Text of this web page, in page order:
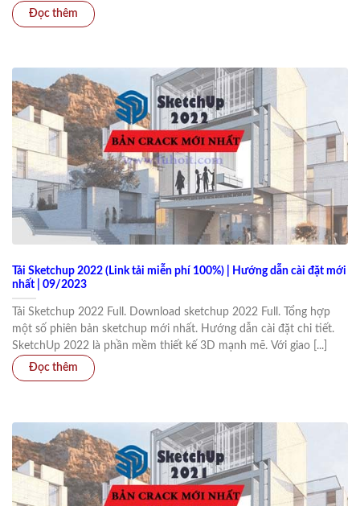
Tải Sketchup 2022 (Link tải miễn phí 100%) | Hướng dẫn cài đặt mới
nhất | 09/2023
Tải Sketchup 2022 Full. Download sketchup 2022 Full. Tổng hợp
một số phiên bản sketchup mới nhất. Hướng dẫn cài đặt chi tiết.
SketchUp 2022 là phần mềm thiết kế 3D mạnh mẽ. Với giao [...]